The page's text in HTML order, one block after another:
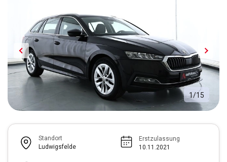
1/15
Standort
Ludwigsfelde
Erstzulassung
10.11.2021